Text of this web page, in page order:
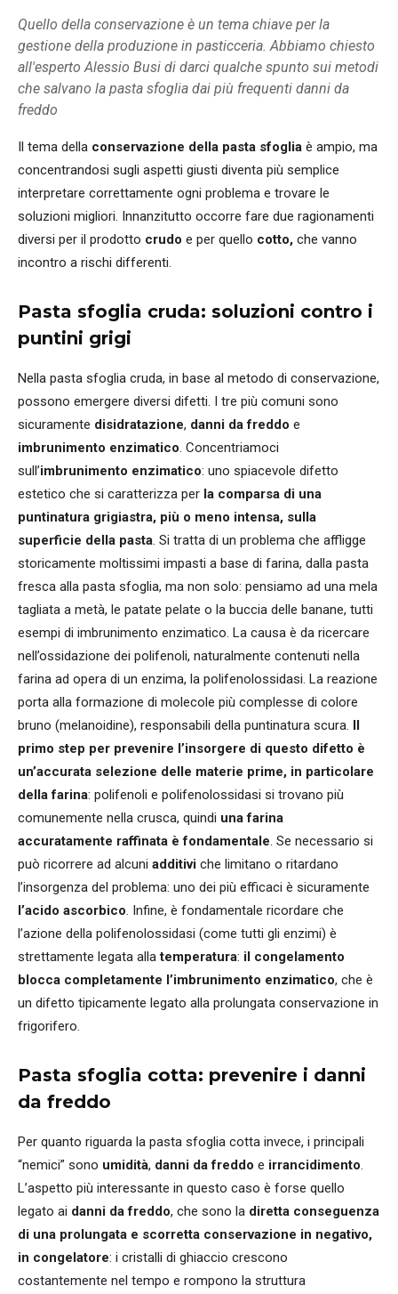
Quello della conservazione è un tema chiave per la
gestione della produzione in pasticceria. Abbiamo chiesto
all'esperto Alessio Busi di darci qualche spunto sui metodi
che salvano la pasta sfoglia dai più frequenti danni da
freddo
Il tema della conservazione della pasta sfoglia è ampio, ma
concentrandosi sugli aspetti giusti diventa più semplice
interpretare correttamente ogni problema e trovare le
soluzioni migliori. Innanzitutto occorre fare due ragionamenti
diversi per il prodotto crudo e per quello cotto, che vanno
incontro a rischi differenti.
Pasta sfoglia cruda: soluzioni contro i
puntini grigi
Nella pasta sfoglia cruda, in base al metodo di conservazione,
possono emergere diversi difetti. I tre più comuni sono
sicuramente disidratazione, danni da freddo e
imbrunimento enzimatico. Concentriamoci
sull’imbrunimento enzimatico: uno spiacevole difetto
estetico che si caratterizza per la comparsa di una
puntinatura grigiastra, più o meno intensa, sulla
superficie della pasta. Si tratta di un problema che affligge
storicamente moltissimi impasti a base di farina, dalla pasta
fresca alla pasta sfoglia, ma non solo: pensiamo ad una mela
tagliata a metà, le patate pelate o la buccia delle banane, tutti
esempi di imbrunimento enzimatico. La causa è da ricercare
nell’ossidazione dei polifenoli, naturalmente contenuti nella
farina ad opera di un enzima, la polifenolossidasi. La reazione
porta alla formazione di molecole più complesse di colore
bruno (melanoidine), responsabili della puntinatura scura.
primo step per prevenire l’insorgere di questo difetto è
un’accurata selezione delle materie prime, in particolare
della farina: polifenoli e polifenolossidasi si trovano più
comunemente nella crusca, quindi una farina
accuratamente raffinata è fondamentale. Se necessario si
può ricorrere ad alcuni additivi che limitano o ritardano
l’insorgenza del problema: uno dei più efficaci è sicuramente
l’acido ascorbico. Infine, è fondamentale ricordare che
l’azione della polifenolossidasi (come tutti gli enzimi) è
strettamente legata allatemperatura: il congelamento
blocca completamente l’imbrunimento enzimatico, che è
un difetto tipicamente legato alla prolungata conservazione in
frigorifero.
Pasta sfoglia cotta: prevenire i danni
da freddo
Per quanto riguarda la pasta sfoglia cotta invece, i principali
“nemici” sono umidità, danni da freddo e irrancidimento.
L’aspetto più interessante in questo caso è forse quello
legato ai danni da freddo, che sono la diretta conseguenza
di una prolungata e scorretta conservazione in negativo,
in congelatore: i cristalli di ghiaccio crescono
costantemente nel tempo e rompono la struttura